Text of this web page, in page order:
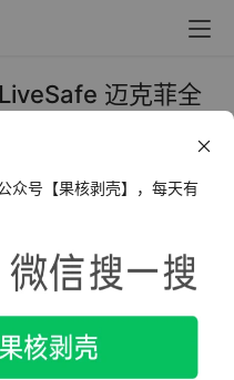
迈克菲全
，提供专业的保护，不上
收费的杀毒软件才靠谱，
。
众号【果核剥壳】，每天有